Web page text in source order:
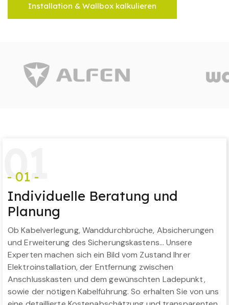
Installation & Wallbox kalkulieren
01
- 01 -
Individuelle Beratung und
Planung
Ob Kabelverlegung, Wanddurchbrüche, Absicherungen
und Erweiterung des Sicherungskastens… Unsere
Experten machen sich ein Bild vom Zustand Ihrer
Elektroinstallation, der Entfernung zwischen
Anschlusskasten und dem gewünschten Ladepunkt,
sowie der nötigen Kabelführung. So erhalten Sie von uns